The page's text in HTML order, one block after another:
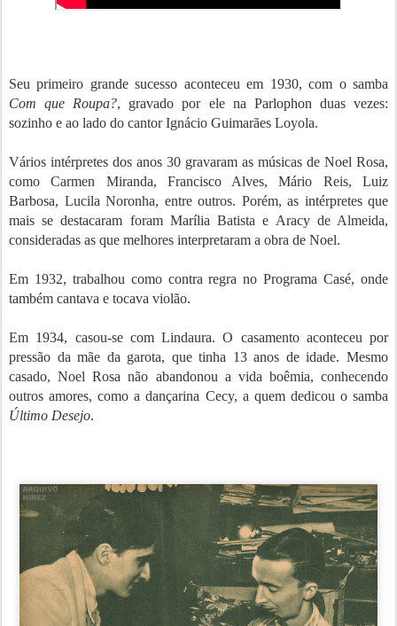
Seu primeiro grande sucesso aconteceu em 1930, com o samba
Com que Roupa?, gravado por ele na Parlophon duas vezes:
sozinho e ao lado do cantor Ignácio Guimarães Loyola.
Vários intérpretes dos anos 30 gravaram as músicas de Noel Rosa,
como Carmen Miranda, Francisco Alves, Mário Reis, Luiz
Barbosa, Lucila Noronha, entre outros. Porém, as intérpretes que
mais se destacaram foram Marília Batista e Aracy de Almeida,
consideradas as que melhores interpretaram a obra de Noel.
Em 1932, trabalhou como contra regra no Programa Casé, onde
também cantava e tocava violão.
Em 1934, casou-se com Lindaura. O casamento aconteceu por
pressão da mãe da garota, que tinha 13 anos de idade. Mesmo
casado, Noel Rosa não abandonou a vida boêmia, conhecendo
outros amores, como a dançarina Cecy, a quem dedicou o samba
Último Desejo.